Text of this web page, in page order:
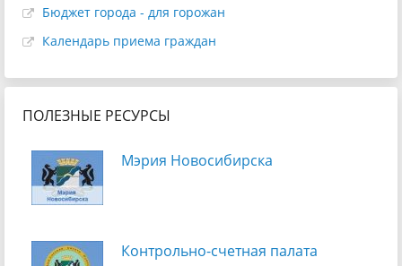
Бюджет города - для горожан
Календарь приема граждан
ПОЛЕЗНЫЕ РЕСУРСЫ
Мэрия Новосибирска
Контрольно-счетная палата